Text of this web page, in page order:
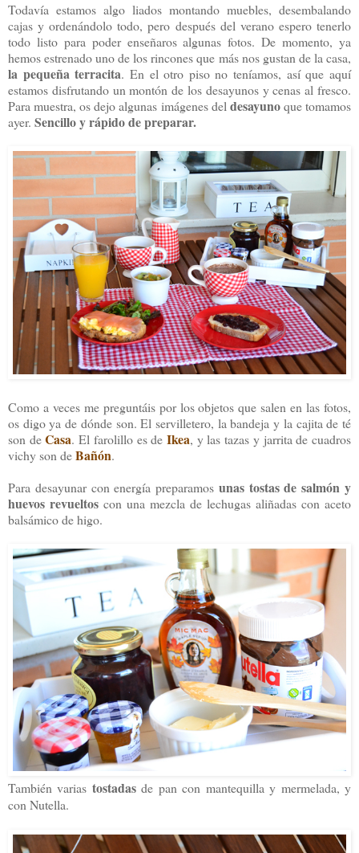
Todavía estamos algo liados montando muebles, desembalando
cajas y ordenándolo todo, pero después del verano espero tenerlo
todo listo para poder enseñaros algunas fotos. De momento, ya
hemos estrenado uno de los rincones que más nos gustan de la casa,
la pequeña terracita. En el otro piso no teníamos, así que aquí
estamos disfrutando un montón de los desayunos y cenas al fresco.
Para muestra, os dejo algunas imágenes deldesayunoque tomamos
ayer. Sencillo y rápido de preparar.
Como a veces me preguntáis por los objetos que salen en las fotos,
os digo ya de dónde son. El servilletero, la bandeja y la cajita de té
son deCasa. El farolillo es deIkea, y las tazas y jarrita de cuadros
vichy son deBañón.
Para desayunar con energía preparamos unas tostas de salmón y
huevos revueltos con una mezcla de lechugas aliñadas con aceto
balsámico de higo.
También varias tostadasde pan con mantequilla y mermelada, y
con Nutella.